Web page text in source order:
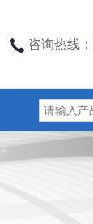
咨询热线：